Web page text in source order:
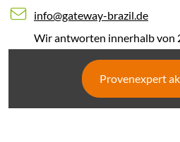
info@gateway-brazil.de
Wir antworten innerhalb von
Provenexpert